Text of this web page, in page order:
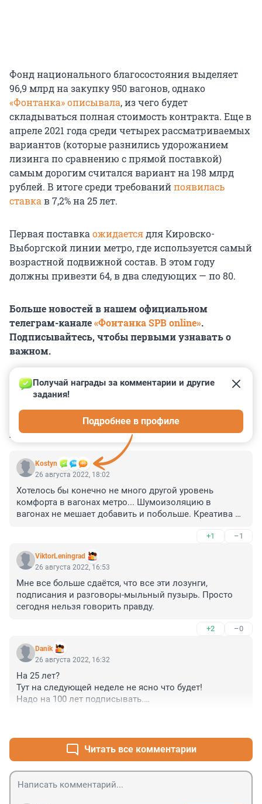
Фонд национального благосостояния выделяет
96,9 млрд на закупку 950 вагонов, однако
«Фонтанка» описывала, из чего будет
складываться полная стоимость контракта. Еще в
апреле 2021 года среди четырех рассматриваемых
вариантов (которые разнились удорожанием
лизинга по сравнению с прямой поставкой)
самым дорогим считался вариант на 198 млрд
рублей. В итоге среди требованийпоявилась
ставка в 7,2% на 25 лет.
Первая поставка ожидаетсядля Кировско-
Выборгской линии метро, где используется самый
возрастной подвижной состав. В этом году
должны привезти 64, в два следующих — по 80.
Больше новостей в нашем официальном
телеграм-канале«Фонтанка SPB online».
Подписывайтесь, чтобы первыми узнавать о
важном.
КОММЕНТАРИИ 13
Kostyn
Получай награды за комментарии и другие
задания!
Подробнее в профиле
26 августа 2022, 18:02
Хотелось бы конечно не много другой уровень
комфорта в вагонах метро... Шумоизоляцию в
вагонах не мешает добавить и побольше. Креатива
составы, визуальный вид которых будет посвящён
важным для города кодам - Финский залив,
Ладожское озеро, река Нева, Карельский гранит,
форты Кронштадта, ну и так далее, не маленькие,
сами должны соображать!
+1 –1
ViktorLeningrad
26 августа 2022, 16:53
Мне все больше сдаётся, что все эти лозунги,
подписания и разговоры-мыльный пузырь. Просто
сегодня нельзя говорить правду.
+2 –0
Danik
26 августа 2022, 16:32
На 25 лет?
Тут на следующей неделе не ясно что будет!
Надо на 100 лет подписывать.
Читать все комментарии